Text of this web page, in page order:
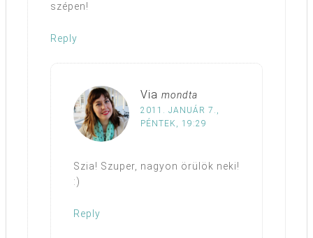
szépen!
Reply
Via mondta
2011. JANUÁR 7.,
PÉNTEK, 19:29
Szia! Szuper, nagyon örülök neki!
:)
Reply